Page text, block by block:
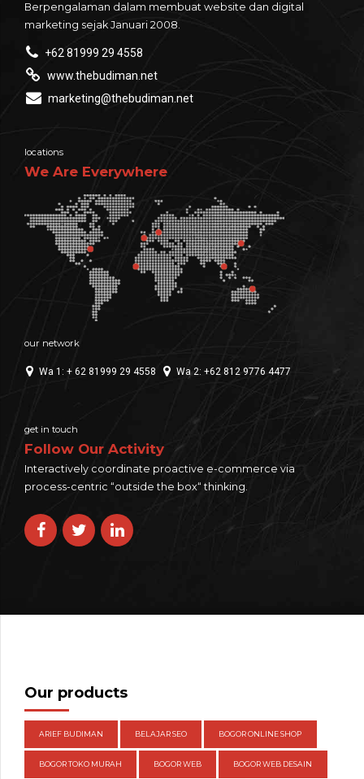
Berpengalaman dalam membuat website dan digital
marketing sejak Januari 2008.
+62 81999 29 4558
www.thebudiman.net
marketing@thebudiman.net
locations
We Are Everywhere
our network
Wa 1: + 62 81999 29 4558 Wa 2: +62 812 9776 4477
get in touch
Follow Our Activity
Interactively coordinate proactive e-commerce via
process-centric “outside the box“ thinking.
Our products
ARIEF BUDIMAN BELAJAR SEO BOGOR ONLINE SHOP
BOGOR TOKO MURAH BOGOR WEB BOGOR WEB DESAIN